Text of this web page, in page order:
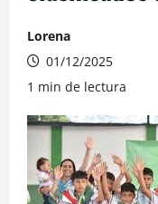
Lorena
01/12/2025
1 min de lectura